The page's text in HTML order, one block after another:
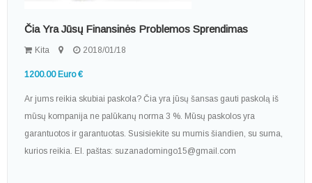
Čia Yra Jūsų Finansinės Problemos Sprendimas
Kita 2018/01/18
1200.00 Euro €
Ar jums reikia skubiai paskola? Čia yra jūsų šansas gauti paskolą iš
mūsų kompanija ne palūkanų norma 3 %. Mūsų paskolos yra
garantuotos ir garantuotas. Susisiekite su mumis šiandien, su suma,
kurios reikia. El. paštas: suzanadomingo15@gmail.com